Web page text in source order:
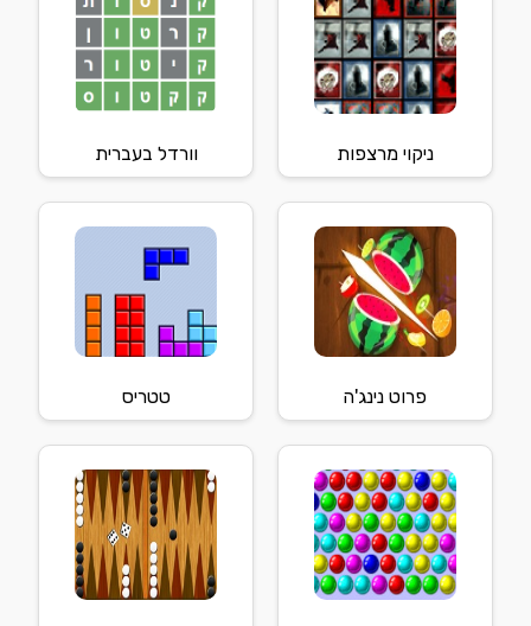
ניקוי מרצפות וורדל בעברית
פרוט נינג'ה טטריס